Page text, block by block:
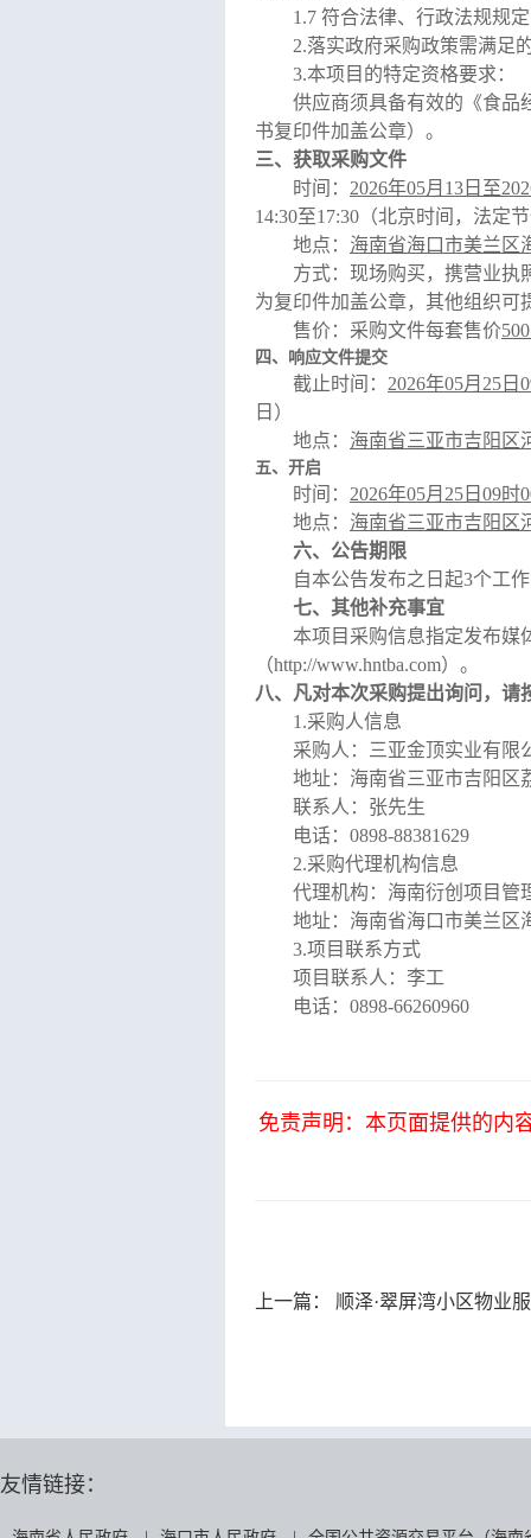
1.7 符合法律、行政法规规
2.落实政府采购政策需满足
3.本项目的特定资格要求：
供应商须具备有效的《食品
书复印件加盖公章）。
三、 获取采购文件
时间： 2026年05月 13 日至202
14:30至17:30 （北京时间，法定
地点： 海南省海口市美兰区
方式： 现场购买，携营业执
为复印件加盖公章，其他组织可
售价：采购文件每套售价5
四、响应文件提交
截止时间 ： 2026年05月 25 日
日）
地点： 海南省三亚市吉阳区
五、开启
时间： 2026年05月 25 日 09时
地点： 海南省三亚市吉阳区
六、公告期限
自本公告发布之日起3个工
七、其他补充事宜
本项目采购信息指定发布媒
（http://www.hntba.com） 。
八、凡对本次采购提出询问，请
1.采购人信息
采购人：
三亚金顶实业有限
地址： 海南省三亚市吉阳区
联系人： 张先生
电话： 0898-88381629
2.采购代理机构信息
代理机构：海南衍创项目管
地址： 海南省海口市美兰区
3.项目联系方式
项目联系人： 李工
电话： 0898-66260960
免责声明：本页面提供的内
上一篇： 顺泽·翠屏湾小区物业
友情链接：